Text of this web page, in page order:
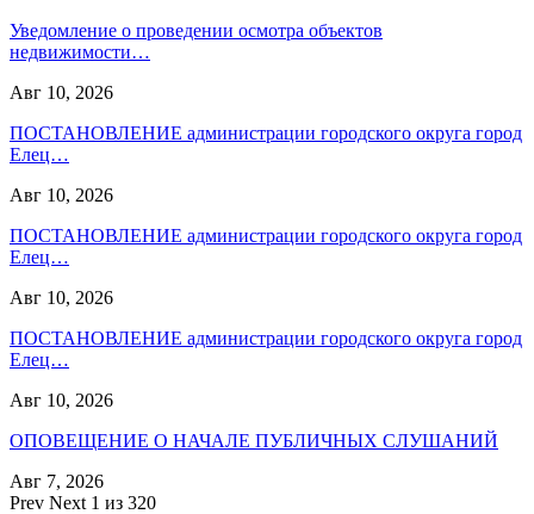
Уведомление о проведении осмотра объектов
недвижимости…
Авг 10, 2026
ПОСТАНОВЛЕНИЕ администрации городского округа город
Елец…
Авг 10, 2026
ПОСТАНОВЛЕНИЕ администрации городского округа город
Елец…
Авг 10, 2026
ПОСТАНОВЛЕНИЕ администрации городского округа город
Елец…
Авг 10, 2026
ОПОВЕЩЕНИЕ О НАЧАЛЕ ПУБЛИЧНЫХ СЛУШАНИЙ
Авг 7, 2026
Prev Next 1 из 320